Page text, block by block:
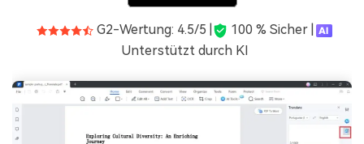
G2-Wertung: 4.5/5 |
100 % Sicher |
Unterstützt durch KI